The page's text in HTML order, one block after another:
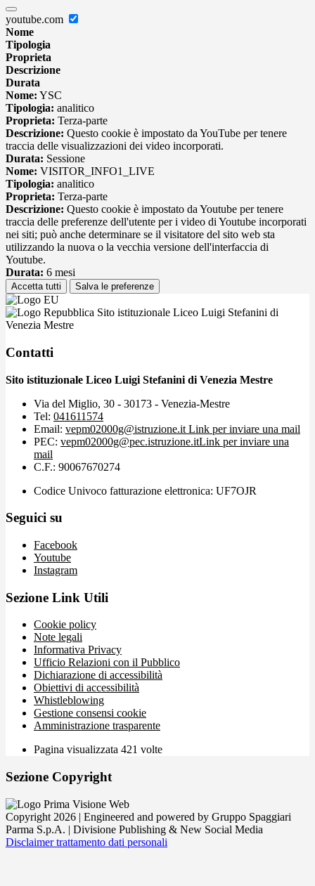
youtube.com
Nome
Tipologia
Proprieta
Descrizione
Durata
Nome: YSC
Tipologia: analitico
Proprieta: Terza-parte
Descrizione: Questo cookie è impostato da YouTube per tenere
traccia delle visualizzazioni dei video incorporati.
Durata: Sessione
Nome: VISITOR_INFO1_LIVE
Tipologia: analitico
Proprieta: Terza-parte
Descrizione: Questo cookie è impostato da Youtube per tenere
traccia delle preferenze dell'utente per i video di Youtube incorporati
nei siti; può anche determinare se il visitatore del sito web sta
utilizzando la nuova o la vecchia versione dell'interfaccia di
Youtube.
Durata: 6 mesi
Accetta tutti Salva le preferenze
Sito istituzionale Liceo Luigi Stefanini di
Venezia Mestre
Contatti
Sito istituzionale Liceo Luigi Stefanini di Venezia Mestre
Via del Miglio, 30 - 30173 - Venezia-Mestre
Tel: 041611574
Email: vepm02000g@istruzione.it Link per inviare una mail
PEC: vepm02000g@pec.istruzione.itLink per inviare una
mail
C.F.: 90067670274
Codice Univoco fatturazione elettronica: UF7OJR
Seguici su
Facebook
Youtube
Instagram
Sezione Link Utili
Cookie policy
Note legali
Informativa Privacy
Ufficio Relazioni con il Pubblico
Dichiarazione di accessibilità
Obiettivi di accessibilità
Whistleblowing
Gestione consensi cookie
Amministrazione trasparente
Pagina visualizzata 421 volte
Sezione Copyright
Copyright 2026 | Engineered and powered by Gruppo Spaggiari
Parma S.p.A. | Divisione Publishing & New Social Media
Disclaimer trattamento dati personali